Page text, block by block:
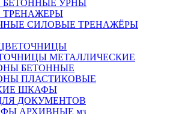
БЕТОННЫЕ УРНЫ
ТРЕНАЖЕРЫ
СИЛОВЫЕ ТРЕНАЖЁРЫ
МЕТАЛЛИЧЕСКИЕ
БЕТОННЫЕ
ПЛАСТИКОВЫЕ
ШКАФЫ
ДОКУМЕНТОВ
АРХИВНЫЕ мз